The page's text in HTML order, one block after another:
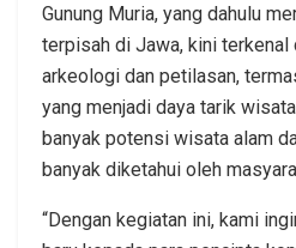
Gunung Muria, yang dahulu
terpisah di Jawa, kini
arkeologi dan petilasan,
yang menjadi daya tarik
banyak potensi wisata alam
banyak diketahui oleh
“Dengan kegiatan ini, kami